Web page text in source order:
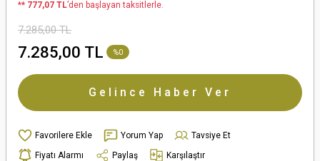
** 777,07 TL’den başlayan taksitlerle.
7.285,00 TL
7.285,00 TL %0
Gelince Haber Ver
Yorum Yap
Tavsiye Et
Fiyatı Alarmı
Paylaş Karşılaştır